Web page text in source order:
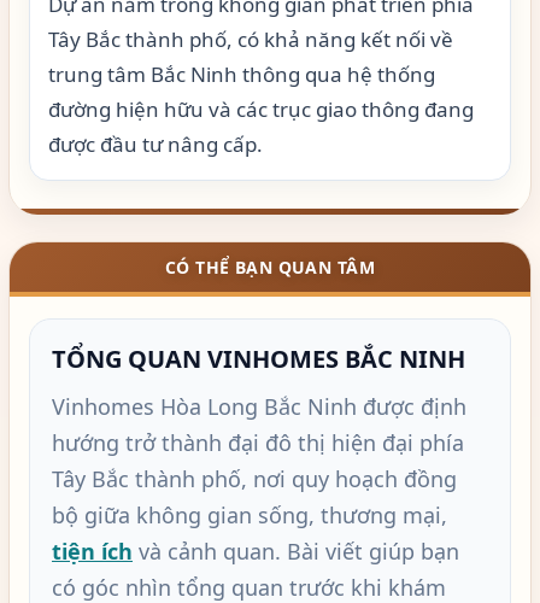
Tây Bắc thành phố, có khả năng kết nối về
trung tâm Bắc Ninh thông qua hệ thống
đường hiện hữu và các trục giao thông đang
được đầu tư nâng cấp.
CÓ THỂ BẠN QUAN TÂM
TỔNG QUAN VINHOMES BẮC NINH
Vinhomes Hòa Long Bắc Ninh được định
hướng trở thành đại đô thị hiện đại phía
Tây Bắc thành phố, nơi quy hoạch đồng
bộ giữa không gian sống, thương mại,
tiện ích và cảnh quan. Bài viết giúp bạn
có góc nhìn tổng quan trước khi khám